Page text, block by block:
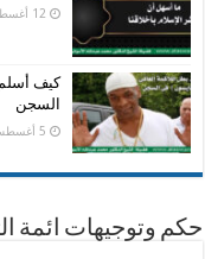
12 أغسطس، 2024
كيف
السجن
5 أغسطس، 2024
حكم وتوجيهات ائمة